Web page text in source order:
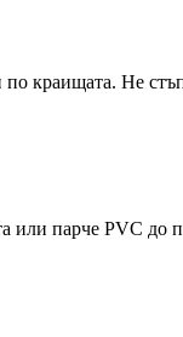
краищата. Не
парче PVC до